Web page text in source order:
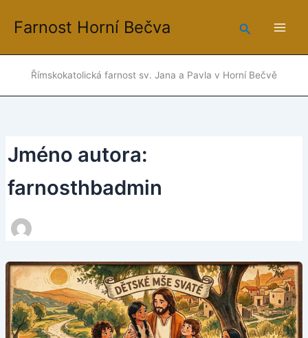
Farnost Horní Bečva Hledat
Římskokatolická farnost sv. Jana a Pavla v Horní Bečvě
Jméno autora:
farnosthbadmin